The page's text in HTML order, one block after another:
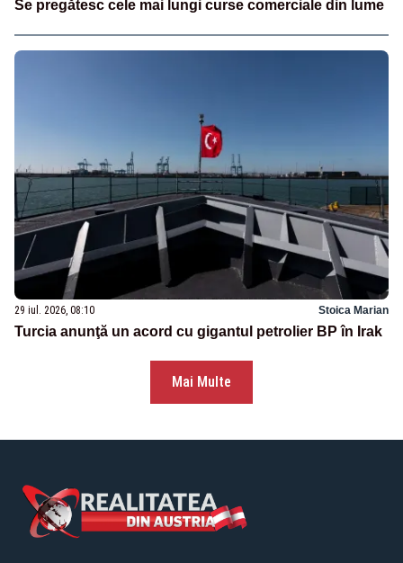
Se pregătesc cele mai lungi curse comerciale din lume
29 iul. 2026, 08:10 Stoica Marian
Turcia anunţă un acord cu gigantul petrolier BP în Irak
Mai Multe